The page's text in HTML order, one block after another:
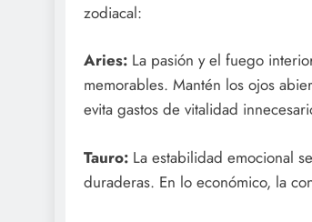
zodiacal:
Aries: La pasión y el fuego
memorables. Mantén los ojos
evita gastos de vitalidad
Tauro: La estabilidad emocional
duraderas. En lo económico, la